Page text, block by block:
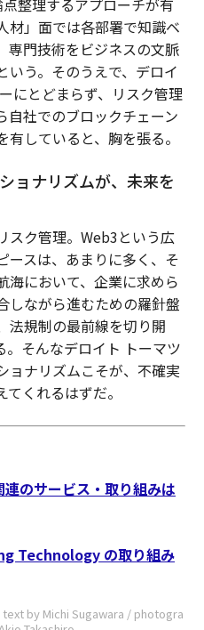
材」面では各部署で知識ベ
専門技術をビジネスの文脈
いう。そのうえで、デロイ
にとどまらず、リスク管理
自社でのブロックチェーン
していると、胸を張る。
ョナリズムが、未来を
スク管理。Web3という広
ースは、あまりに多く、そ
海において、企業に求めら
しながら進むための羅針盤
法規制の最前線を切り開
。そんなデロイト トーマツ
ョナリズムこそが、不確実
くれるはずだ。
のサービス・取り組みは
Technology の取り組み
by Michi Sugawara / photogra